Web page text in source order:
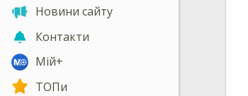
Новини сайту
Контакти
Мій+
ТОПи